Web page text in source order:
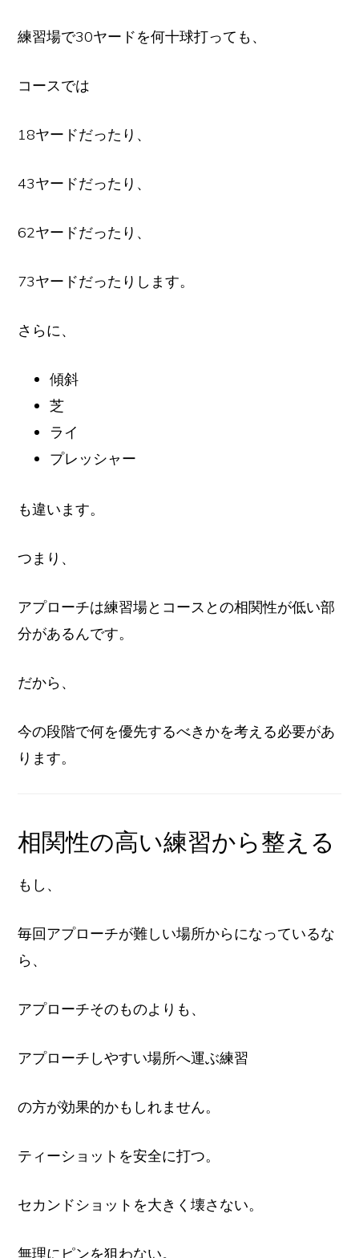
練習場で30ヤードを何十球打っても、
コースでは
18ヤードだったり、
43ヤードだったり、
62ヤードだったり、
73ヤードだったりします。
さらに、
傾斜
芝
ライ
プレッシャー
も違います。
つまり、
アプローチは練習場とコースとの相関性が低い部
分があるんです。
だから、
今の段階で何を優先するべきかを考える必要があ
ります。
相関性の高い練習から整える
もし、
毎回アプローチが難しい場所からになっているな
ら、
アプローチそのものよりも、
アプローチしやすい場所へ運ぶ練習
の方が効果的かもしれません。
ティーショットを安全に打つ。
セカンドショットを大きく壊さない。
無理にピンを狙わない。
HOME プロフィール プライバシーポリシー